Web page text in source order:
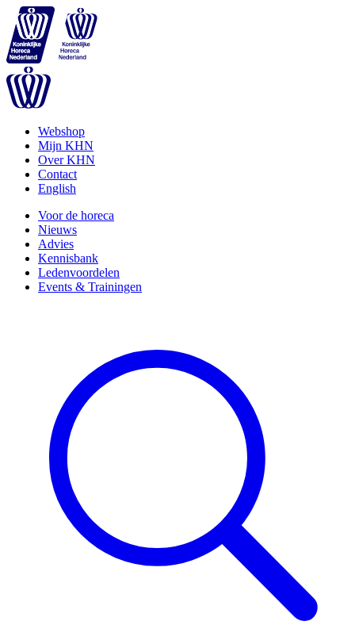
Webshop
Mijn KHN
Over KHN
Contact
English
Voor de horeca
Nieuws
Advies
Kennisbank
Ledenvoordelen
Events & Trainingen